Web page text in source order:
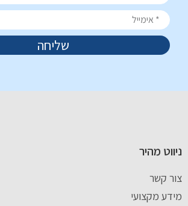
שליחה
ניווט מהיר
צור קשר
מידע מקצועי